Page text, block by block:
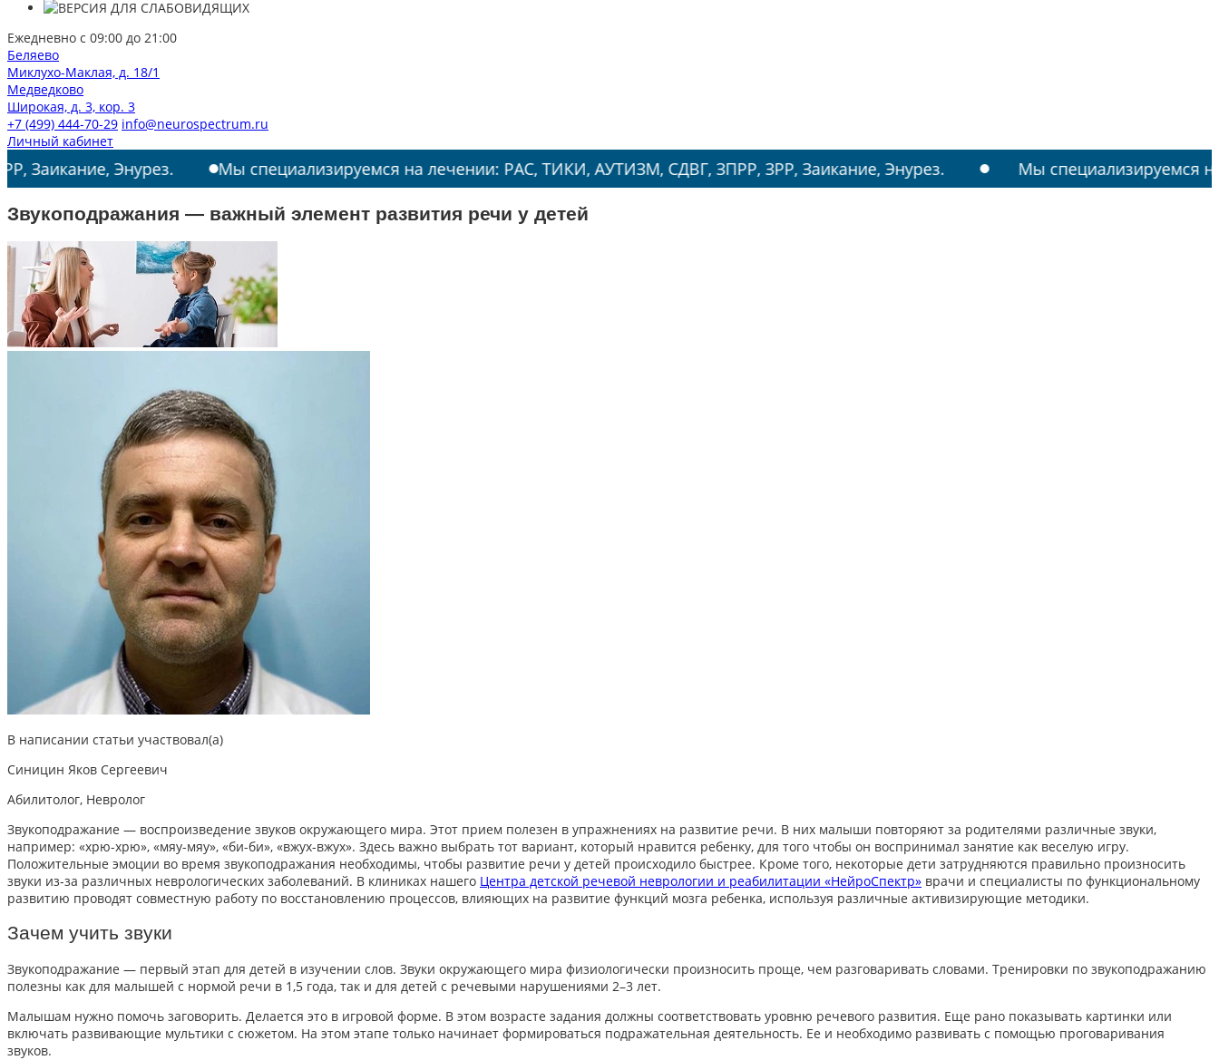
Ежедневно с 09:00 до 21:00
Беляево
Миклухо-Маклая, д. 18/1
Медведково
Широкая, д. 3, кор. 3
+7 (499) 444-70-29 info@neurospectrum.ru
Личный кабинет
Энурез. Мы специализируемся на лечении: РАС, ТИКИ, АУТИЗМ, СДВГ, ЗПРР, ЗРР, Заикание, Энурез. Мы специализируемся на
Звукоподражания — важный элемент развития речи у детей
В написании статьи участвовал(а)
Синицин Яков Сергеевич
Абилитолог, Невролог
Звукоподражание — воспроизведение звуков окружающего мира. Этот прием полезен в упражнениях на развитие речи. В них малыши повторяют за родителями различные звуки,
например: «хрю-хрю», «мяу-мяу», «би-би», «вжух-вжух». Здесь важно выбрать тот вариант, который нравится ребенку, для того чтобы он воспринимал занятие как веселую игру.
Положительные эмоции во время звукоподражания необходимы, чтобы развитие речи у детей происходило быстрее. Кроме того, некоторые дети затрудняются правильно произносить
звуки из-за различных неврологических заболеваний. В клиниках нашего Центра детской речевой неврологии и реабилитации «НейроСпектр» врачи и специалисты по функциональному
развитию проводят совместную работу по восстановлению процессов, влияющих на развитие функций мозга ребенка, используя различные активизирующие методики.
Зачем учить звуки
Звукоподражание — первый этап для детей в изучении слов. Звуки окружающего мира физиологически произносить проще, чем разговаривать словами. Тренировки по звукоподражанию
полезны как для малышей с нормой речи в 1,5 года, так и для детей с речевыми нарушениями 2–3 лет.
Малышам нужно помочь заговорить. Делается это в игровой форме. В этом возрасте задания должны соответствовать уровню речевого развития. Еще рано показывать картинки или
включать развивающие мультики с сюжетом. На этом этапе только начинает формироваться подражательная деятельность. Ее и необходимо развивать с помощью проговаривания
звуков.